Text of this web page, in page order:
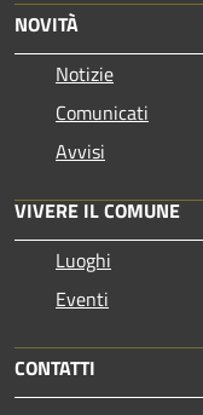
NOVITÀ
Notizie
Comunicati
Avvisi
VIVERE IL COMUNE
Luoghi
Eventi
CONTATTI